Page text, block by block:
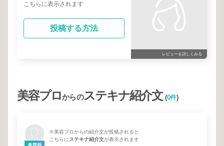
こちらに表示されます
投稿する方法
レビューを詳しくみる
美容プロからのステキナ紹介文(0件)
※美容プロからの紹介文が投稿されると
こちらにステキナ紹介文が表示されます